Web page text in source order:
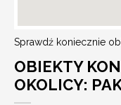
Sprawdź koniecznie
OBIEKTY
OKOLICY: